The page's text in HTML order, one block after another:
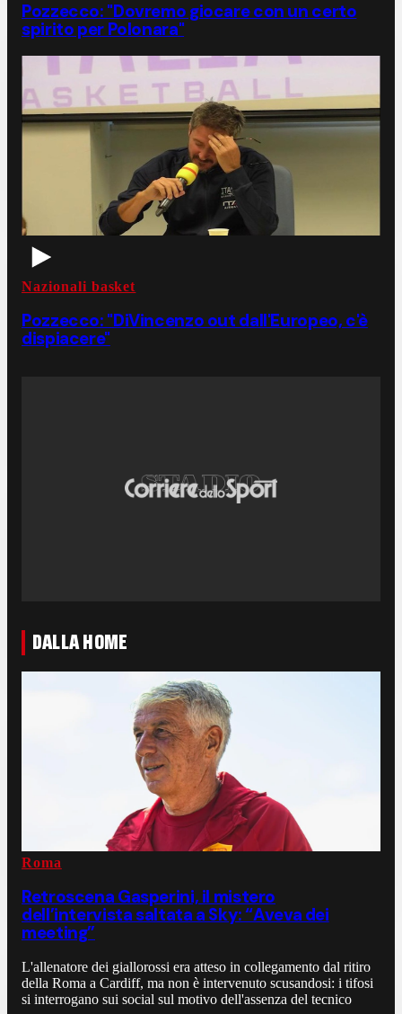
Pozzecco: "Dovremo giocare con un certo
spirito per Polonara"
Nazionali basket
Pozzecco: "DiVincenzo out dall'Europeo, c'è
dispiacere"
DALLA HOME
Roma
Retroscena Gasperini, il mistero
dell’intervista saltata a Sky: “Aveva dei
meeting”
L'allenatore dei giallorossi era atteso in collegamento dal ritiro
della Roma a Cardiff, ma non è intervenuto scusandosi: i tifosi
si interrogano sui social sul motivo dell'assenza del tecnico